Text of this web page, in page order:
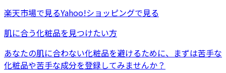
楽天市場で見るYahoo!ショッピングで見る
肌に合う化粧品を見つけたい方
あなたの肌に合わない化粧品を避けるために、まずは苦手な
化粧品や苦手な成分を登録してみませんか？